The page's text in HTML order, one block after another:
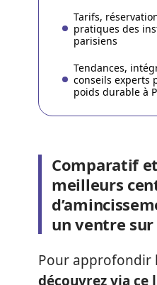
Tarifs,
pratiques des
parisiens
Tendances,
conseils experts
poids durable à
Comparatif
meilleurs
un ventre
Pour approfondir
découvrez via ce